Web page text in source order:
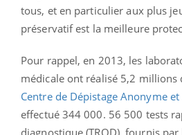
tous, et en particulier aux plus
préservatif est la meilleure
Pour rappel, en 2013, les
médicale ont réalisé 5,2 millions
Centre de Dépistage Anonyme
effectué 344 000. 56 500 tests
diagnostique (TROD), fournis